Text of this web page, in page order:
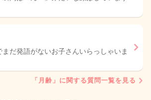
まだ発語がないお子さんいらっしゃいま
「月齢」に関する質問一覧を見る